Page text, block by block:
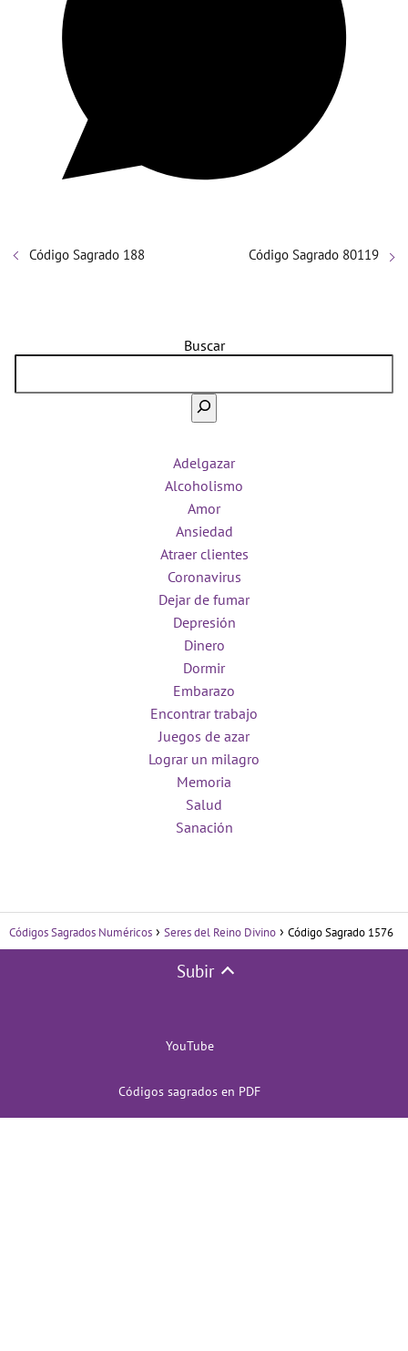
Código Sagrado 188 Código Sagrado 80119
Buscar
Adelgazar
Alcoholismo
Amor
Ansiedad
Atraer clientes
Coronavirus
Dejar de fumar
Depresión
Dinero
Dormir
Embarazo
Encontrar trabajo
Juegos de azar
Lograr un milagro
Memoria
Salud
Sanación
Códigos Sagrados Numéricos Seres del Reino Divino Código Sagrado 1576
Subir
YouTube
Códigos sagrados en PDF